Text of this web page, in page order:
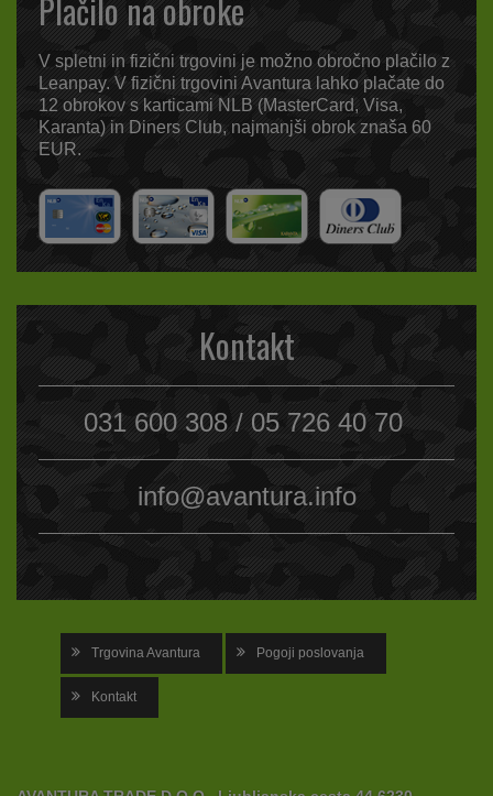
Plačilo na obroke
V spletni in fizični trgovini je možno obročno plačilo z
Leanpay. V fizični trgovini Avantura lahko plačate do
12 obrokov s karticami NLB (MasterCard, Visa,
Karanta) in Diners Club, najmanjši obrok znaša 60
EUR.
Kontakt
031 600 308 / 05 726 40 70
info@avantura.info
Trgovina Avantura Pogoji poslovanja
Kontakt